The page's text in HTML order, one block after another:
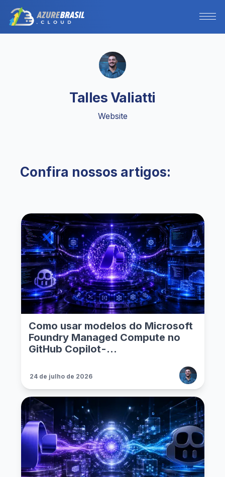
Talles Valiatti
Website
Confira nossos artigos:
Como usar modelos do Microsoft
Foundry Managed Compute no
GitHub Copilot - ...
24 de julho de 2026